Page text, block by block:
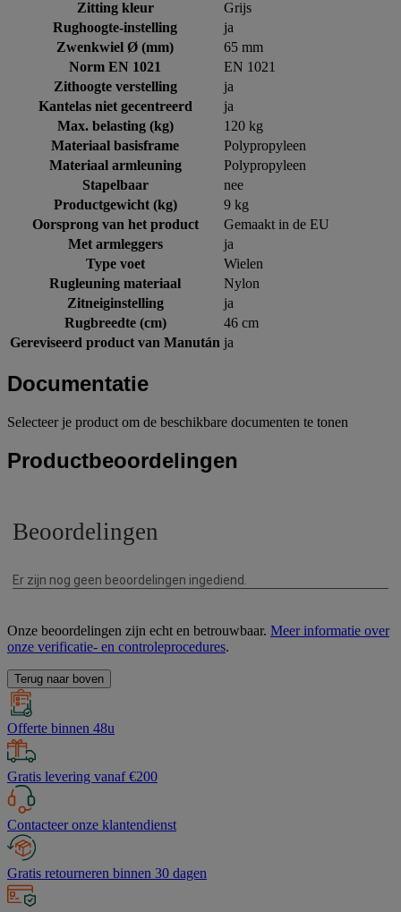
Zitting kleur
Grijs
Rughoogte-instelling
ja
Zwenkwiel Ø (mm)
65 mm
Norm EN 1021
EN 1021
Zithoogte verstelling
ja
Kantelas niet gecentreerd
ja
Max. belasting (kg)
120 kg
Materiaal basisframe
Polypropyleen
Materiaal armleuning
Polypropyleen
Stapelbaar
nee
Productgewicht (kg)
9 kg
Oorsprong van het product
Gemaakt in de EU
Met armleggers
ja
Type voet
Wielen
Rugleuning materiaal
Nylon
Zitneiginstelling
ja
Rugbreedte (cm)
46 cm
Gereviseerd product van Manután ja
Documentatie
Selecteer je product om de beschikbare documenten te tonen
Productbeoordelingen
Onze beoordelingen zijn echt en betrouwbaar. Meer informatie over
onze verificatie- en controleprocedures.
Terug naar boven
Offerte binnen 48u
Gratis levering vanaf €200
Contacteer onze klantendienst
Gratis retourneren binnen 30 dagen